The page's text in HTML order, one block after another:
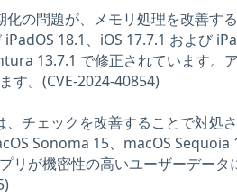
化の問題が、メモリ処理を改善す
18.1、iOS 17.7.1 および
13.7.1 で修正されています。
す。(CVE-2024-40854)
、チェックを改善することで対処
Sonoma 15、macOS
リが機密性の高いユーザーデー